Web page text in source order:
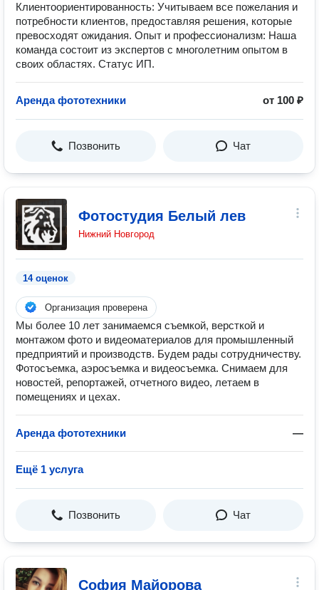
Клиентоориентированность: Учитываем все пожелания и
потребности клиентов, предоставляя решения, которые
превосходят ожидания. Опыт и профессионализм: Наша
команда состоит из экспертов с многолетним опытом в
своих областях. Статус ИП.
Аренда фототехники от 100 ₽
Позвонить Чат
Фотостудия Белый лев
Нижний Новгород
14 оценок
Организация проверена
Мы более 10 лет занимаемся съемкой, версткой и
монтажом фото и видеоматериалов для промышленный
предприятий и производств. Будем рады сотрудничеству.
Фотосъемка, аэросъемка и видеосъемка. Снимаем для
новостей, репортажей, отчетного видео, летаем в
помещениях и цехах.
Аренда фототехники —
Ещё 1 услуга
Позвонить Чат
София Майорова